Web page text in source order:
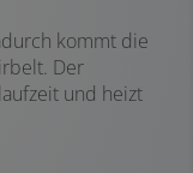
kommt die
Der
und heizt